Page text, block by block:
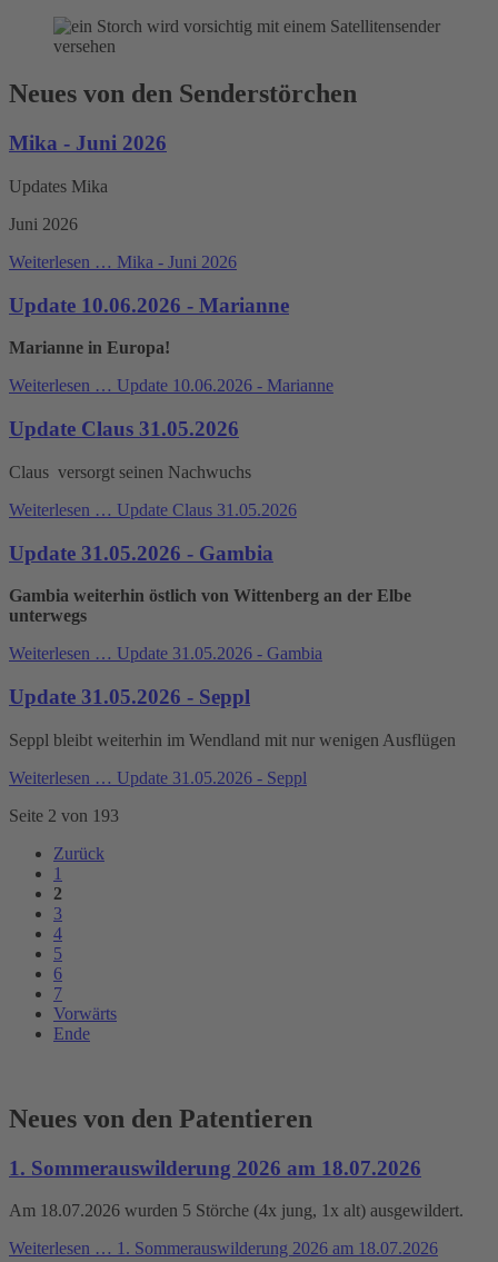
Neues von den Senderstörchen
Mika - Juni 2026
Updates Mika
Juni 2026
Weiterlesen … Mika - Juni 2026
Update 10.06.2026 - Marianne
Marianne in Europa!
Weiterlesen … Update 10.06.2026 - Marianne
Update Claus 31.05.2026
Claus versorgt seinen Nachwuchs
Weiterlesen … Update Claus 31.05.2026
Update 31.05.2026 - Gambia
Gambia weiterhin östlich von Wittenberg an der Elbe
unterwegs
Weiterlesen … Update 31.05.2026 - Gambia
Update 31.05.2026 - Seppl
Seppl bleibt weiterhin im Wendland mit nur wenigen Ausflügen
Weiterlesen … Update 31.05.2026 - Seppl
Seite 2 von 193
Zurück
1
2
3
4
5
6
7
Vorwärts
Ende
Neues von den Patentieren
1. Sommerauswilderung 2026 am 18.07.2026
Am 18.07.2026 wurden 5 Störche (4x jung, 1x alt) ausgewildert.
Weiterlesen … 1. Sommerauswilderung 2026 am 18.07.2026